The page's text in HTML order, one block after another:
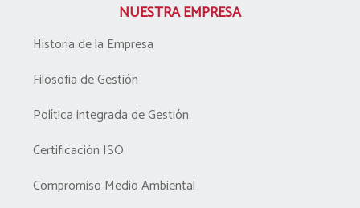
NUESTRA EMPRESA
Historia de la Empresa
Filosofia de Gestión
Política integrada de Gestión
Certificación ISO
Compromiso Medio Ambiental